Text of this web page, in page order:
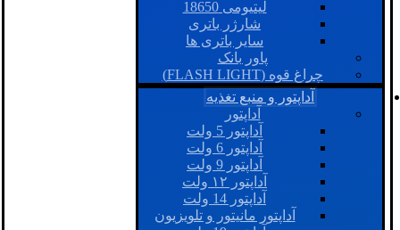
لیتیومی 18650
شارژر باتری
سایر باتری ها
پاور بانک
چراغ قوه (FLASH LIGHT)
آداپتور و منبع تغذیه
آداپتور
آداپتور 5 ولت
آداپتور 6 ولت
آداپتور 9 ولت
آداپتور ۱۲ ولت
آداپتور 14 ولت
آداپتور مانیتور و تلویزیون